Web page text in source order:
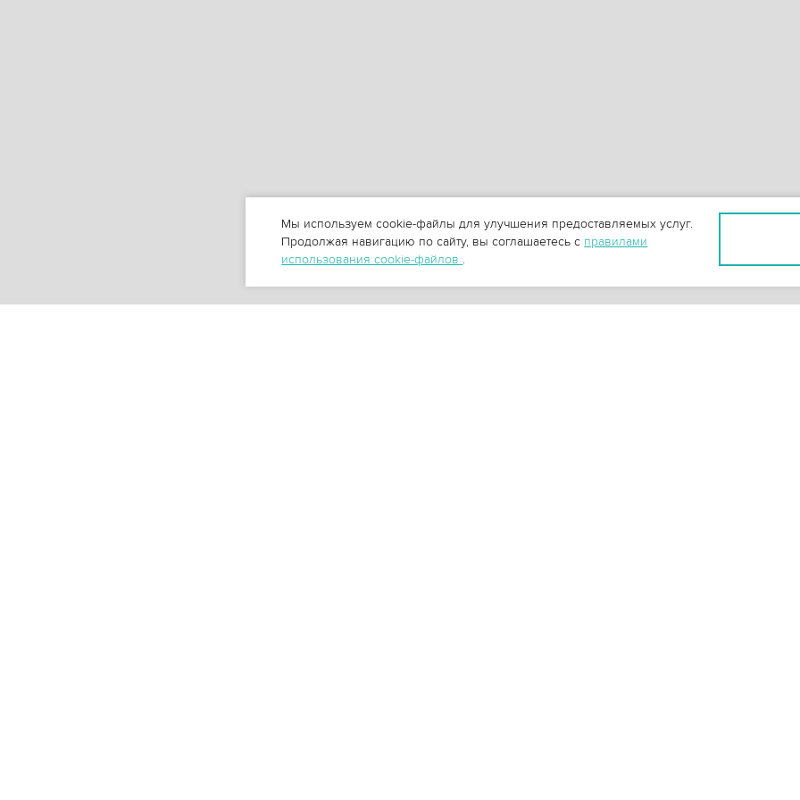
Мы используем cookie-файлы для улучшения предоставляемых услуг.
Продолжая навигацию по сайту, вы соглашаетесь с правилами
использования cookie-файлов .